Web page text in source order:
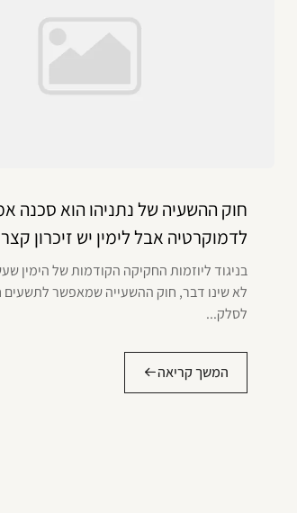
חוק ההשעיה של נתניהו הוא סכנה
לדמוקרטיה אבל לימין יש זיכרון קצר
בניגוד ליוזמות החקיקה הקודמות של הימין
לא שינו דבר, חוק ההשעייה שמאפשר לתשעים
לסלק...
המשך קריאה